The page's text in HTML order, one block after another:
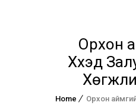
Орхон
Хүүхэд
Home
Орхон